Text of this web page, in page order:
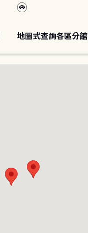
地圖式查詢各區分館